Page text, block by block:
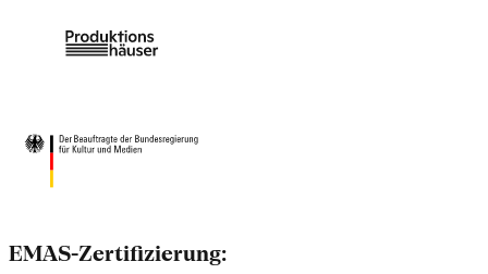
EMAS-Zertifizierung: